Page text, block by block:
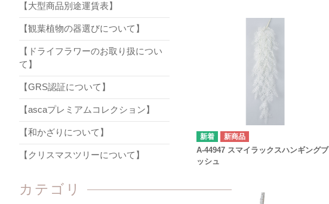
新商品
A-44947 スマイラックスハンギングブ
ッシュ
【大型商品別途運賃表】
【観葉植物の器選びについて】
【ドライフラワーのお取り扱につい
て】
【GRS認証について】
【ascaプレミアムコレクション】
【和かざりについて】
【クリスマスツリーについて】
カテゴリ